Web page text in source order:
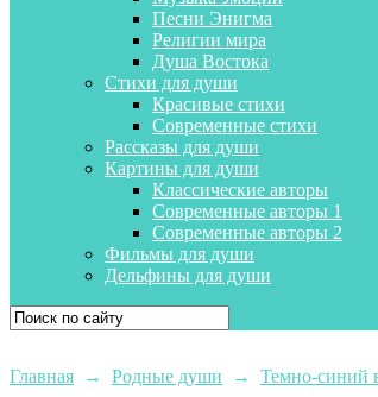
Песни Энигма
Религии мира
Душа Востока
Стихи для души
Красивые стихи
Современные стихи
Рассказы для души
Картины для души
Классические авторы
Современные авторы 1
Современные авторы 2
Фильмы для души
Дельфины для души
Главная → Родные души → Темно-синий